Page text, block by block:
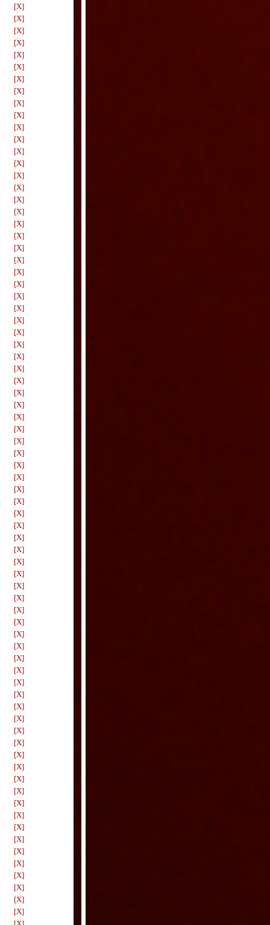
[X]
[X]
[X]
[X]
[X]
[X]
[X]
[X]
[X]
[X]
[X]
[X]
[X]
[X]
[X]
[X]
[X]
[X]
[X]
[X]
[X]
[X]
[X]
[X]
[X]
[X]
[X]
[X]
[X]
[X]
[X]
[X]
[X]
[X]
[X]
[X]
[X]
[X]
[X]
[X]
[X]
[X]
[X]
[X]
[X]
[X]
[X]
[X]
[X]
[X]
[X]
[X]
[X]
[X]
[X]
[X]
[X]
[X]
[X]
[X]
[X]
[X]
[X]
[X]
[X]
[X]
[X]
[X]
[X]
[X]
[X]
[X]
[X]
[X]
[X]
[X]